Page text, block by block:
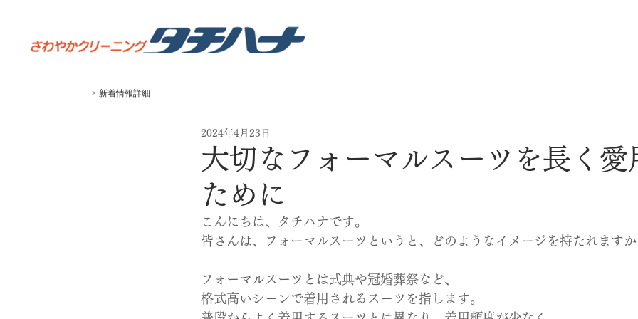
> 新着​情報​詳細
大切なフォーマルスーツを長く愛
ために
2024年4月23日
こんにちは、タチハナです。
皆さんは、フォーマルスーツというと、どのようなイメージを持たれますか
フォーマルスーツとは式典や冠婚葬祭など、
格式高いシーンで着用されるスーツを指します。